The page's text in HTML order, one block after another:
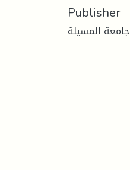
Publisher
جامعة المسيلة